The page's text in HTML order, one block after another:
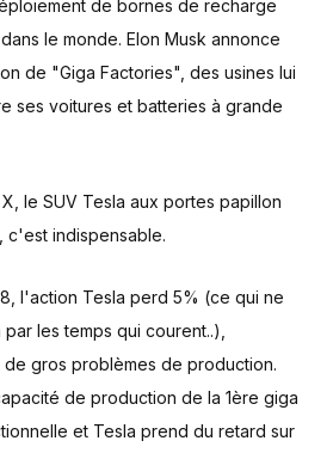
de bornes de recharge
le monde. Elon Musk annonce
de "Giga Factories", des usines lui
ses voitures et batteries à grande
le SUV Tesla aux portes papillon
c'est indispensable.
l'action Tesla perd 5% (ce qui ne
les temps qui courent..),
gros problèmes de production.
de production de la 1ère giga
et Tesla prend du retard sur